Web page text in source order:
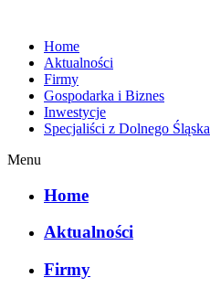
Home
Aktualności
Firmy
Gospodarka i Biznes
Inwestycje
Specjaliści z Dolnego Śląska
Menu
Home
Aktualności
Firmy